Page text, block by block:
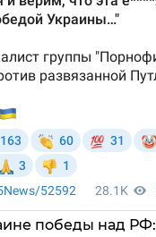
победы над РФ: